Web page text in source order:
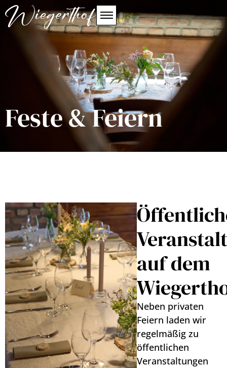
Feste & Feiern
auf dem
Neben privaten
Feiern laden wir
regelmäßig zu
öffentlichen
Veranstaltungen